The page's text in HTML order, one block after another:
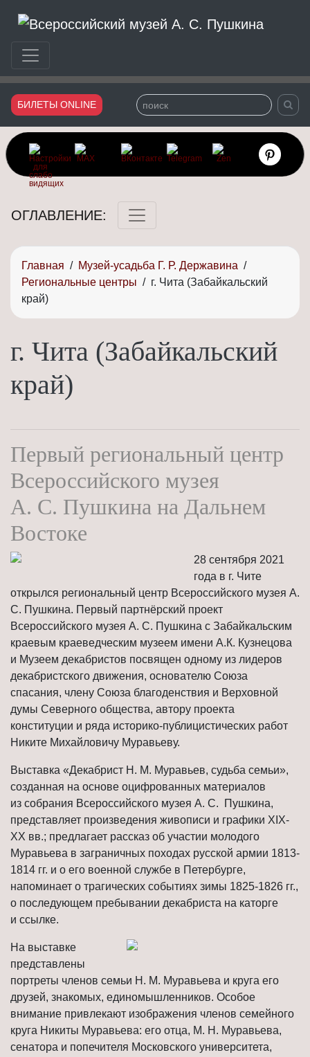
БИЛЕТЫ ONLINE
ОГЛАВЛЕНИЕ:
Главная / Музей-усадьба Г. Р. Державина /
Региональные центры / г. Чита (Забайкальский
край)
г. Чита (Забайкальский
край)
Первый региональный центр
Всероссийского музея
А. С. Пушкина на Дальнем
Востоке
28 сентября 2021
года в г. Чите
открылся региональный центр Всероссийского музея А.
С. Пушкина. Первый партнёрский проект
Всероссийского музея А. С. Пушкина с Забайкальским
краевым краеведческим музеем имени А.К. Кузнецова
и Музеем декабристов посвящен одному из лидеров
декабристского движения, основателю Союза
спасания, члену Союза благоденствия и Верховной
думы Северного общества, автору проекта
конституции и ряда историко-публицистических работ
Никите Михайловичу Муравьеву.
Выставка «Декабрист Н. М. Муравьев, судьба семьи»,
созданная на основе оцифрованных материалов
из собрания Всероссийского музея А. С. Пушкина,
представляет произведения живописи и графики XIX-
XX вв.; предлагает рассказ об участии молодого
Муравьева в заграничных походах русской армии 1813-
1814 гг. и о его военной службе в Петербурге,
напоминает о трагических событиях зимы 1825-1826 гг.,
о последующем пребывании декабриста на каторге
и ссылке.
На выставке
представлены
портреты членов семьи Н. М. Муравьева и круга его
друзей, знакомых, единомышленников. Особое
внимание привлекают изображения членов семейного
круга Никиты Муравьева: его отца, М. Н. Муравьева,
сенатора и попечителя Московского университета,